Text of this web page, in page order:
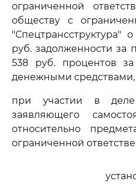
ограниченной
обществу с
руб. задолженности за
538 руб. процентов
денежными средствами,
при участии в
заявляющего
относительно
ограниченной